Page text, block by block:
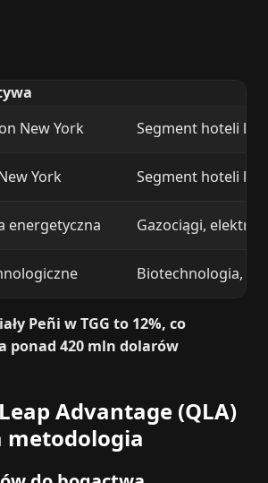
New York
Segment hoteli
York Segment hoteli
Gazociągi,
Biotechnologia,
Peñi w TGG to 12%, co
ponad 420 mln dolarów
Advantage (QLA)
metodologia